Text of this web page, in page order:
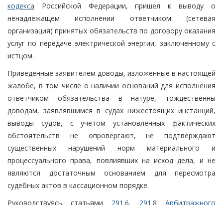
кодекса Российской Федерации, пришел к выводу о
ненадлежащем исполнении ответчиком (сетевая
организация) принятых обязательств по договору оказания
услуг по передаче электрической энергии, заключенному с
истцом.
Приведенные заявителем доводы, изложенные в настоящей
жалобе, в том числе о наличии оснований для исполнения
ответчиком обязательства в натуре, тождественны
доводам, заявлявшимся в судах нижестоящих инстанций,
выводы судов, с учетом установленных фактических
обстоятельств не опровергают, не подтверждают
существенных нарушений норм материального и
процессуального права, повлиявших на исход дела, и не
являются достаточным основанием для пересмотра
судебных актов в кассационном порядке.
Руководствуясь статьями 291.6, 291.8 Арбитражного